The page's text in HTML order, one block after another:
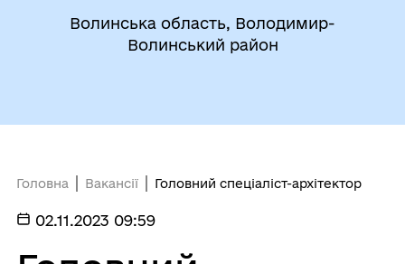
Волинська область, Володимир-
Волинський район
Головна Вакансії Головний спеціаліст-архітектор
02.11.2023 09:59